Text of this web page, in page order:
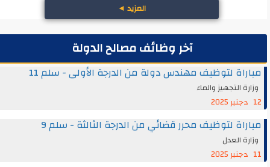
المزيد◄
آخر وظائف مصالح الدولة
مباراة لتوظيف مهندس دولة من الدرجة الأولى - سلم 11
وزارة التجهيز والماء
12 دجنبر 2025
مباراة لتوظيف محرر قضائي من الدرجة الثالثة - سلم 9
وزارة العدل
11 دجنبر 2025